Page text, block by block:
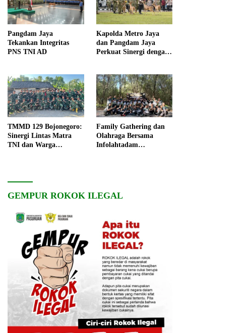
Pangdam Jaya
Tekankan Integritas
PNS TNI AD
Kapolda Metro Jaya
dan Pangdam Jaya
Perkuat Sinergi dengan
TMMD 129 Bojonegoro:
Sinergi Lintas Matra
TNI dan Warga
Family Gathering dan
Olahraga Bersama
Infolahtadam
GEMPUR ROKOK ILEGAL